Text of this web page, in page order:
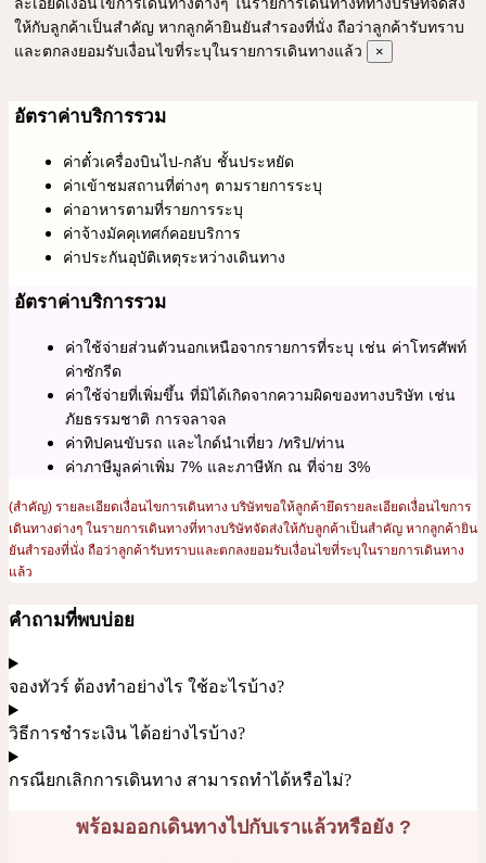
ละเอียดเงื่อนไขการเดินทางต่างๆ ในรายการเดินทางที่ทางบริษัทจัดส่ง
ให้กับลูกค้าเป็นสำคัญ หากลูกค้ายินยันสำรองที่นั่ง ถือว่าลูกค้ารับทราบ
และตกลงยอมรับเงื่อนไขที่ระบุในรายการเดินทางแล้ว
×
อัตราค่าบริการรวม
ค่าตั๋วเครื่องบินไป-กลับ ชั้นประหยัด
ค่าเข้าชมสถานที่ต่างๆ ตามรายการระบุ
ค่าอาหารตามที่รายการระบุ
ค่าจ้างมัคคุเทศก์คอยบริการ
ค่าประกันอุบัติเหตุระหว่างเดินทาง
อัตราค่าบริการรวม
ค่าใช้จ่ายส่วนตัวนอกเหนือจากรายการที่ระบุ เช่น ค่าโทรศัพท์
ค่าซักรีด
ค่าใช้จ่ายที่เพิ่มขึ้น ที่มิได้เกิดจากความผิดของทางบริษัท เช่น
ภัยธรรมชาติ การจลาจล
ค่าทิปคนขับรถ และไกด์นำเที่ยว /ทริป/ท่าน
ค่าภาษีมูลค่าเพิ่ม 7% และภาษีหัก ณ ที่จ่าย 3%
(สำคัญ) รายละเอียดเงื่อนไขการเดินทาง บริษัทขอให้ลูกค้ายึดรายละเอียดเงื่อนไขการ
เดินทางต่างๆ ในรายการเดินทางที่ทางบริษัทจัดส่งให้กับลูกค้าเป็นสำคัญ หากลูกค้ายิน
ยันสำรองที่นั่ง ถือว่าลูกค้ารับทราบและตกลงยอมรับเงื่อนไขที่ระบุในรายการเดินทาง
แล้ว
คำถามที่พบบ่อย
จองทัวร์ ต้องทำอย่างไร ใช้อะไรบ้าง?
วิธีการชำระเงิน ได้อย่างไรบ้าง?
กรณียกเลิกการเดินทาง สามารถทำได้หรือไม่?
พร้อมออกเดินทางไปกับเราแล้วหรือยัง ?